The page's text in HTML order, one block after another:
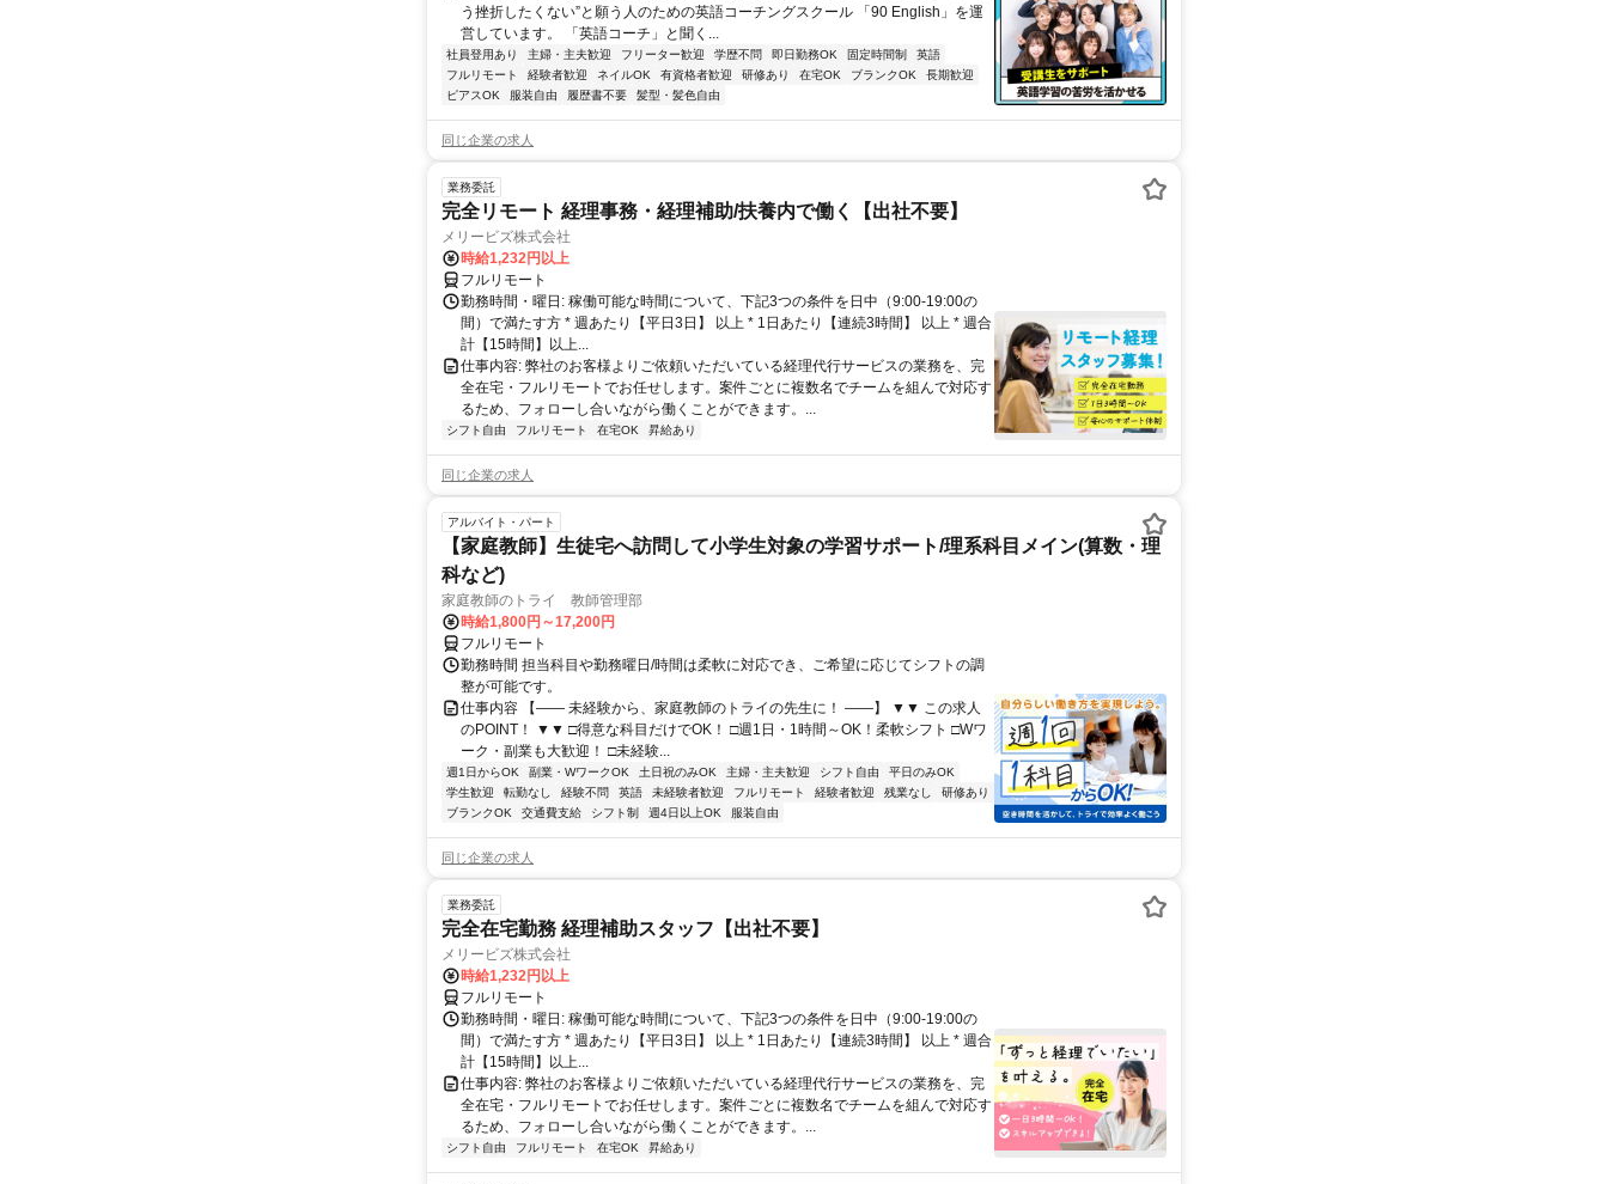
う挫折したくない”と願う人のための英語コーチングスクール 「90 English」を運
営しています。 「英語コーチ」と聞く...
社員登用あり 主婦・主夫歓迎 フリーター歓迎 学歴不問 即日勤務OK 固定時間制
英語
フルリモート
経験者歓迎 ネイルOK 有資格者歓迎 研修あり 在宅OK ブランクOK
長期歓迎
ピアスOK
服装自由 履歴書不要 髪型・髪色自由
同じ企業の求人
業務委託
完全リモート 経理事務・経理補助/扶養内で働く【出社不要】
メリービズ株式会社
時給1,232円以上
フルリモート
勤務時間・曜日: 稼働可能な時間について、下記3つの条件を日中（9:00-19:00の
間）で満たす方 * 週あたり【平日3日】 以上 * 1日あたり【連続3時間】 以上 * 週合
計【15時間】以上...
仕事内容: 弊社のお客様よりご依頼いただいている経理代行サービスの業務を、完
全在宅・フルリモートでお任せします。案件ごとに複数名でチームを組んで対応す
るため、フォローし合いながら働くことができます。...
シフト自由 フルリモート 在宅OK 昇給あり
同じ企業の求人
アルバイト・パート
【家庭教師】生徒宅へ訪問して小学生対象の学習サポート/理系科目メイン(算数・理
科など)
家庭教師のトライ 教師管理部
時給1,800円～17,200円
フルリモート
勤務時間 担当科目や勤務曜日/時間は柔軟に対応でき、ご希望に応じてシフトの調
整が可能です。
仕事内容 【―― 未経験から、家庭教師のトライの先生に！ ――】 ▼▼ この求人
のPOINT！ ▼▼ □得意な科目だけでOK！ □週1日・1時間～OK！柔軟シフト □Wワ
ーク・副業も大歓迎！ □未経験...
週1日からOK 副業・WワークOK 土日祝のみOK 主婦・主夫歓迎 シフト自由
平日のみOK
学生歓迎
転勤なし 経験不問 英語 未経験者歓迎 フルリモート 経験者歓迎 残業なし
研修あり
ブランクOK
交通費支給 シフト制 週4日以上OK 服装自由
同じ企業の求人
業務委託
完全在宅勤務 経理補助スタッフ【出社不要】
メリービズ株式会社
時給1,232円以上
フルリモート
勤務時間・曜日: 稼働可能な時間について、下記3つの条件を日中（9:00-19:00の
間）で満たす方 * 週あたり【平日3日】 以上 * 1日あたり【連続3時間】 以上 * 週合
計【15時間】以上...
仕事内容: 弊社のお客様よりご依頼いただいている経理代行サービスの業務を、完
全在宅・フルリモートでお任せします。案件ごとに複数名でチームを組んで対応す
るため、フォローし合いながら働くことができます。...
シフト自由 フルリモート 在宅OK 昇給あり